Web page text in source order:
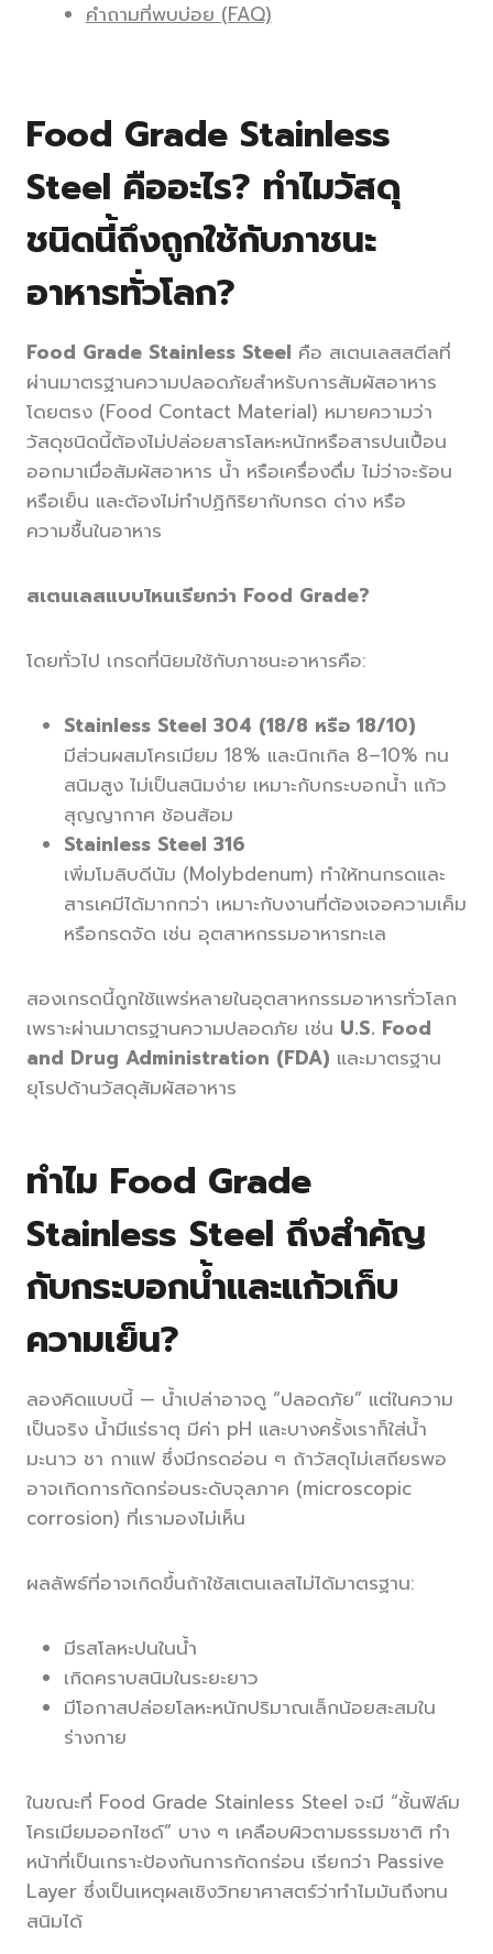
คำถามที่พบบ่อย (FAQ)
Food Grade Stainless
Steel คืออะไร? ทำไมวัสดุ
ชนิดนี้ถึงถูกใช้กับภาชนะ
อาหารทั่วโลก?
Food Grade Stainless Steel คือ สเตนเลสสตีลที่
ผ่านมาตรฐานความปลอดภัยสำหรับการสัมผัสอาหาร
โดยตรง (Food Contact Material) หมายความว่า
วัสดุชนิดนี้ต้องไม่ปล่อยสารโลหะหนักหรือสารปนเปื้อน
ออกมาเมื่อสัมผัสอาหาร น้ำ หรือเครื่องดื่ม ไม่ว่าจะร้อน
หรือเย็น และต้องไม่ทำปฏิกิริยากับกรด ด่าง หรือ
ความชื้นในอาหาร
สเตนเลสแบบไหนเรียกว่า Food Grade?
โดยทั่วไป เกรดที่นิยมใช้กับภาชนะอาหารคือ:
Stainless Steel 304 (18/8 หรือ 18/10)
มีส่วนผสมโครเมียม 18% และนิกเกิล 8–10% ทน
สนิมสูง ไม่เป็นสนิมง่าย เหมาะกับกระบอกน้ำ แก้ว
สุญญากาศ ช้อนส้อม
Stainless Steel 316
เพิ่มโมลิบดีนัม (Molybdenum) ทำให้ทนกรดและ
สารเคมีได้มากกว่า เหมาะกับงานที่ต้องเจอความเค็ม
หรือกรดจัด เช่น อุตสาหกรรมอาหารทะเล
สองเกรดนี้ถูกใช้แพร่หลายในอุตสาหกรรมอาหารทั่วโลก
เพราะผ่านมาตรฐานความปลอดภัย เช่น U.S. Food
and Drug Administration (FDA) และมาตรฐาน
ยุโรปด้านวัสดุสัมผัสอาหาร
ทำไม Food Grade
Stainless Steel ถึงสำคัญ
กับกระบอกน้ำและแก้วเก็บ
ความเย็น?
ลองคิดแบบนี้ — น้ำเปล่าอาจดู “ปลอดภัย” แต่ในความ
เป็นจริง น้ำมีแร่ธาตุ มีค่า pH และบางครั้งเราก็ใส่น้ำ
มะนาว ชา กาแฟ ซึ่งมีกรดอ่อน ๆ ถ้าวัสดุไม่เสถียรพอ
อาจเกิดการกัดกร่อนระดับจุลภาค (microscopic
corrosion) ที่เรามองไม่เห็น
ผลลัพธ์ที่อาจเกิดขึ้นถ้าใช้สเตนเลสไม่ได้มาตรฐาน:
มีรสโลหะปนในน้ำ
เกิดคราบสนิมในระยะยาว
มีโอกาสปล่อยโลหะหนักปริมาณเล็กน้อยสะสมใน
ร่างกาย
ในขณะที่ Food Grade Stainless Steel จะมี “ชั้นฟิล์ม
โครเมียมออกไซด์” บาง ๆ เคลือบผิวตามธรรมชาติ ทำ
หน้าที่เป็นเกราะป้องกันการกัดกร่อน เรียกว่า Passive
Layer ซึ่งเป็นเหตุผลเชิงวิทยาศาสตร์ว่าทำไมมันถึงทน
สนิมได้